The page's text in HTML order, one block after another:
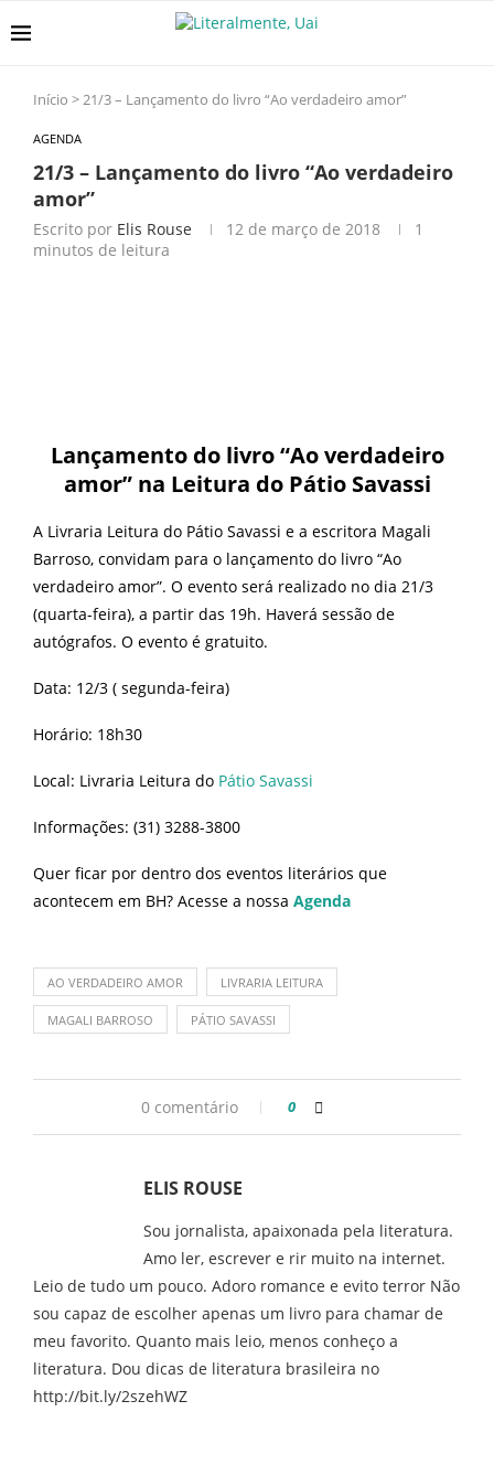
Início >21/3 – Lançamento do livro “Ao verdadeiro amor”
AGENDA
21/3 – Lançamento do livro “Ao verdadeiro
amor”
Escrito por Elis Rouse 12 de março de 2018
1
minutos de leitura
Lançamento do livro “Ao verdadeiro
amor” na Leitura do Pátio Savassi
A Livraria Leitura do Pátio Savassi e a escritora Magali
Barroso, convidam para o lançamento do livro “Ao
verdadeiro amor”. O evento será realizado no dia 21/3
(quarta-feira), a partir das 19h. Haverá sessão de
autógrafos. O evento é gratuito.
Data: 12/3 ( segunda-feira)
Horário: 18h30
Local: Livraria Leitura do Pátio Savassi
Informações: (31) 3288-3800
Quer ficar por dentro dos eventos literários que
acontecem em BH? Acesse a nossa Agenda
AO VERDADEIRO AMOR LIVRARIA LEITURA
MAGALI BARROSO PÁTIO SAVASSI
0 comentário 0
ELIS ROUSE
Sou jornalista, apaixonada pela literatura.
Amo ler, escrever e rir muito na internet.
Leio de tudo um pouco. Adoro romance e evito terror Não
sou capaz de escolher apenas um livro para chamar de
meu favorito. Quanto mais leio, menos conheço a
literatura. Dou dicas de literatura brasileira no
http://bit.ly/2szehWZ